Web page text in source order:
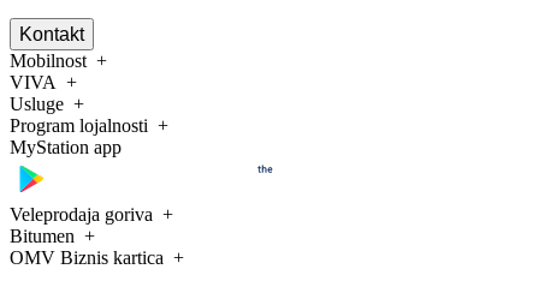
Kontakt
Mobilnost
VIVA
Usluge
Program lojalnosti
MyStation app
Veleprodaja goriva
Bitumen
OMV Biznis kartica